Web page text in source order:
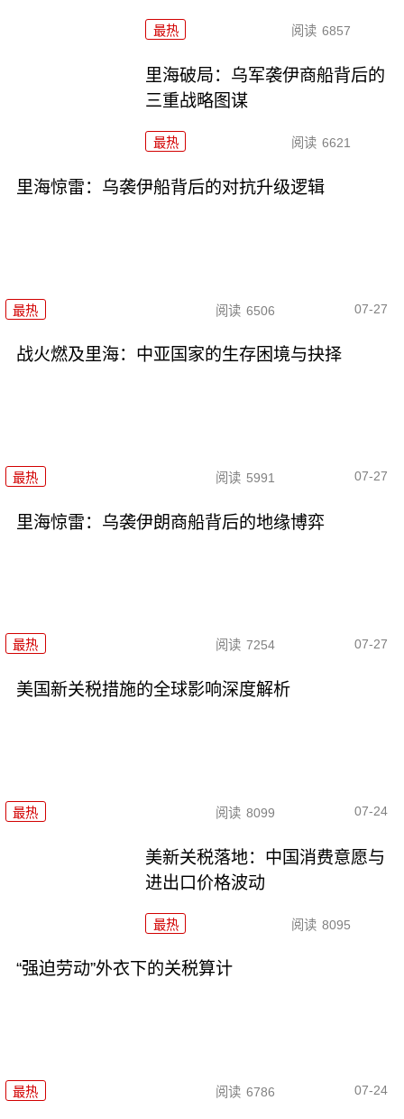
最热 阅读 6857
里海破局：乌军袭伊商船背后的
三重战略图谋
最热 阅读 6621
里海惊雷：乌袭伊船背后的对抗升级逻辑
最热 阅读 6506 07-27
战火燃及里海：中亚国家的生存困境与抉择
最热 阅读 5991 07-27
里海惊雷：乌袭伊朗商船背后的地缘博弈
最热 阅读 7254 07-27
美国新关税措施的全球影响深度解析
最热 阅读 8099 07-24
美新关税落地：中国消费意愿与
进出口价格波动
最热 阅读 8095
“强迫劳动”外衣下的关税算计
最热 阅读 6786 07-24